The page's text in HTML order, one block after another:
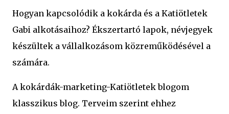
Hogyan kapcsolódik a kokárda és a Katiötletek
Gabi alkotásaihoz? Ékszertartó lapok, névjegyek
készültek a vállalkozásom közreműködésével a
számára.
A kokárdák-marketing-Katiötletek blogom
klasszikus blog. Terveim szerint ehhez